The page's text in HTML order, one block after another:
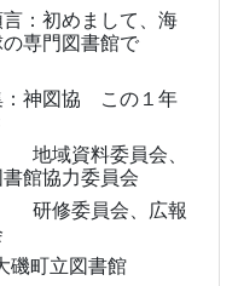
：初めまして、海
の専門図書館で
神図協 この１年
資料委員会、
館協力委員会
委員会、広報
町立図書館